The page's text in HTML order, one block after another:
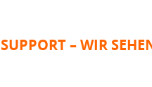
– WIR